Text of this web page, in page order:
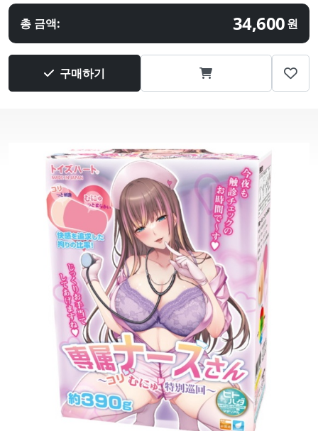
총 금액: 34,600원
구매하기